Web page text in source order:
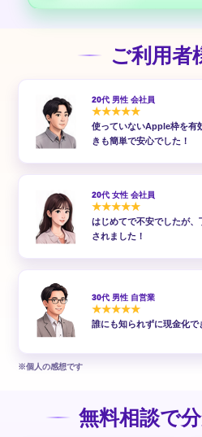
ご利用者
20代 男性 会社員
★★★★★
使っていないApple枠を有
きも簡単で安心でした！
20代 女性 会社員
★★★★★
はじめてで不安でしたが
されました！
30代 男性 自営業
★★★★★
誰にも知られずに現金化で
※個人の感想です
無料相談で